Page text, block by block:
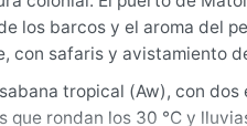
los barcos y el aroma del
con safaris y avistamiento
tropical (Aw), con
que rondan los 30 °C y